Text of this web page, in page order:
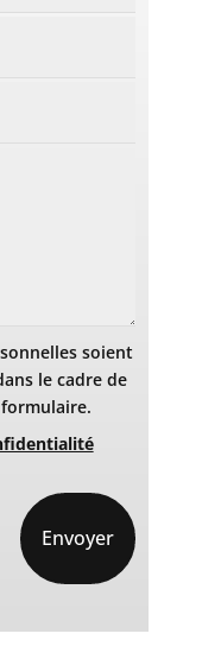
soient
le cadre de
Envoyer